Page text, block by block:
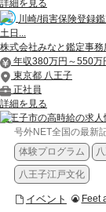
詳細を見る
川崎/損害保険登録
土日...
株式会社みなと鑑定事務
年収380万円～550万
東京都 八王子
正社員
詳細を見る
八王子市の高時給の求
号外NET全国の最新
体験プログラム
八王子江戸文化
イベント Feet